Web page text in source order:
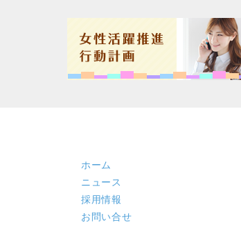
ホーム
ニュース
採用情報
お問い合せ